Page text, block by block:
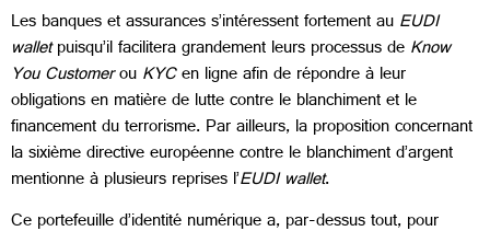
Les banques et assurances s’intéressent fortement auEUDI
walletpuisqu’il facilitera grandement leurs processus deKnow
You CustomerouKYCen ligne afin de répondre à leur
obligations en matière de lutte contre le blanchiment et le
financement du terrorisme. Par ailleurs, la proposition concernant
la sixième directive européenne contre le blanchiment d’argent
mentionne à plusieurs reprises l’EUDI wallet.
Ce portefeuille d’identité numérique a, par-dessus tout, pour